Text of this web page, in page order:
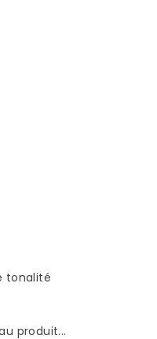
tonalité
produit...